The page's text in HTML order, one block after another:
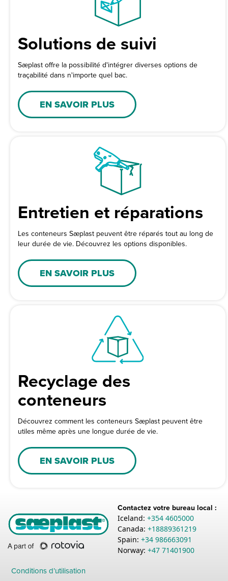
Solutions de suivi
Sæplast offre la possibilité d'intégrer diverses options de
traçabilité dans n'importe quel bac.
EN SAVOIR PLUS
Entretien et réparations
Les conteneurs Sæplast peuvent être réparés tout au long de
leur durée de vie. Découvrez les options disponibles.
EN SAVOIR PLUS
Recyclage des
conteneurs
Découvrez comment les conteneurs Sæplast peuvent être
utiles même après une longue durée de vie.
EN SAVOIR PLUS
Contactez votre bureau local :
Iceland: +354 4605000
Canada: +18889361219
Spain: +34 986663091
Norway: +47 71401900
Conditions d’utilisation